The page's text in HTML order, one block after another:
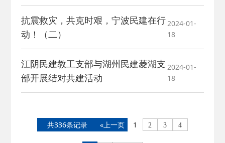
抗震救灾，共克时艰，宁波民建在行
动！（二）
2024-01-
18
江阴民建教工支部与湖州民建菱湖支
部开展结对共建活动
2024-01-
18
共336条记录 «上一页 1 2 3 4